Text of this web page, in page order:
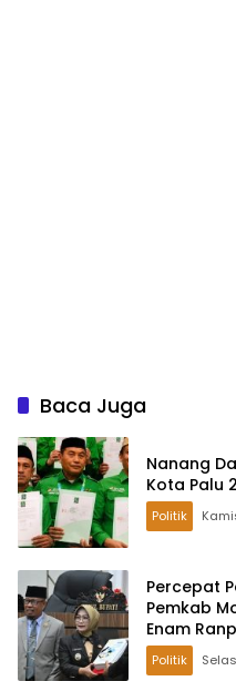
Baca Juga
Nanang
Kota Palu
Politik
Percepat
Pemkab
Enam
Politik